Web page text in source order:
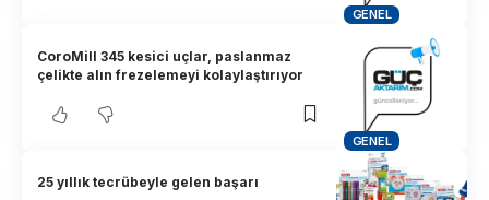
GENEL
GENEL
CoroMill 345 kesici uçlar, paslanmaz
çelikte alın frezelemeyi kolaylaştırıyor
25 yıllık tecrübeyle gelen başarı